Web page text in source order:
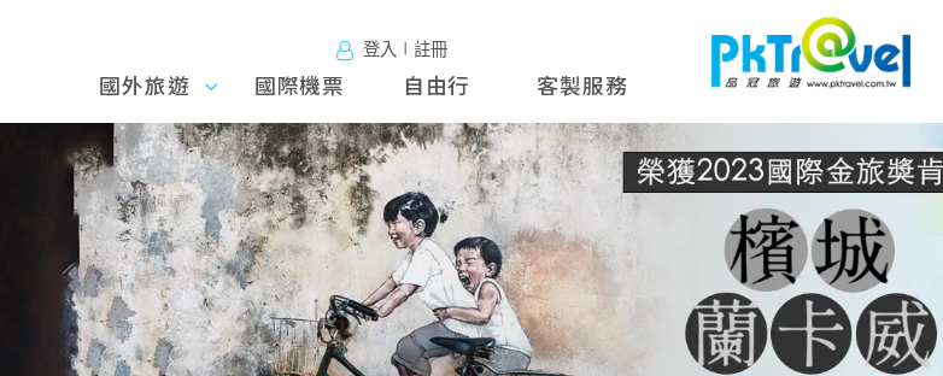
登入∣註冊
國外旅
遊
國外旅遊 國際機票 自由行 客製服務
往前